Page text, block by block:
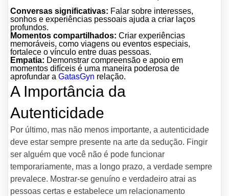
Conversas significativas: Falar sobre interesses,
sonhos e experiências pessoais ajuda a criar laços
profundos.
Momentos compartilhados: Criar experiências
memoráveis, como viagens ou eventos especiais,
fortalece o vínculo entre duas pessoas.
Empatia: Demonstrar compreensão e apoio em
momentos difíceis é uma maneira poderosa de
aprofundar a GatasGyn relação.
A Importância da
Autenticidade
Por último, mas não menos importante, a autenticidade
deve estar sempre presente na arte da sedução. Fingir
ser alguém que você não é pode funcionar
temporariamente, mas a longo prazo, a verdade sempre
prevalece. Mostrar-se genuíno e verdadeiro atrai as
pessoas certas e estabelece um relacionamento